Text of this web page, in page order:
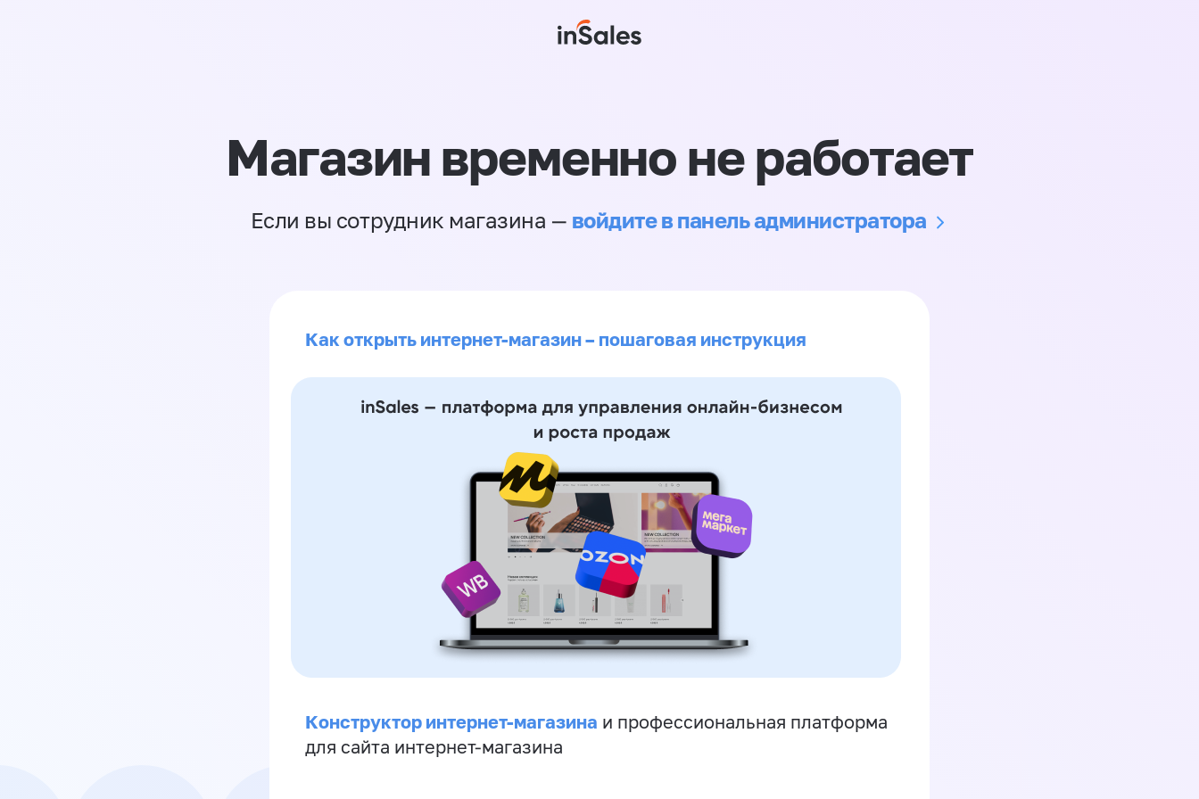
Магазин временно не работает
Если вы сотрудник магазина — войдите в панель администратора
Как открыть интернет-магазин – пошаговая инструкция
Конструктор интернет-магазина и профессиональная платформа
для сайта интернет-магазина